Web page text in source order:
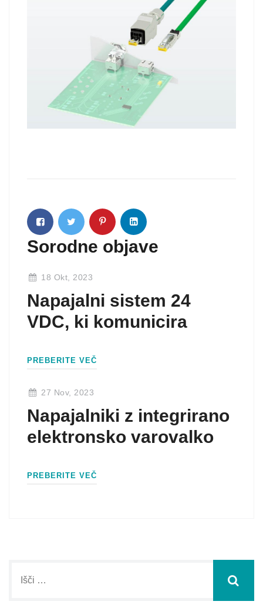
Sorodne objave
18 Okt, 2023
Napajalni sistem 24
VDC, ki komunicira
PREBERITE VEČ
27 Nov, 2023
Napajalniki z integrirano
elektronsko varovalko
PREBERITE VEČ